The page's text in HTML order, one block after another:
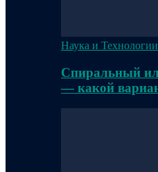
Наука и Технологии
Спиральный
— какой